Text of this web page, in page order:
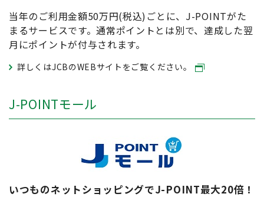
当年のご利用金額50万円(税込)ごとに、J-POINTがた
まるサービスです。通常ポイントとは別で、達成した翌
月にポイントが付与されます。
詳しくはJCBのWEBサイトをご覧ください。
J-POINTモール
いつものネットショッピングでJ-POINT最大20倍！